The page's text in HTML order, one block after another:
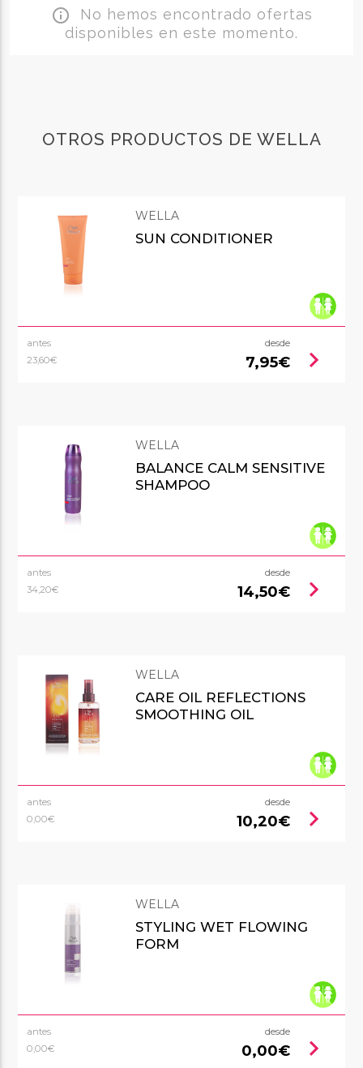
info_outline No hemos encontrado ofertas
disponibles en este momento.
OTROS PRODUCTOS DE WELLA
WELLA
SUN CONDITIONER
antes
23,60€
desde
7,95€ chevron_right
WELLA
BALANCE CALM SENSITIVE
SHAMPOO
antes
34,20€
desde
14,50€ chevron_right
WELLA
CARE OIL REFLECTIONS
SMOOTHING OIL
antes
0,00€
desde
10,20€ chevron_right
WELLA
STYLING WET FLOWING
FORM
antes
0,00€
desde
0,00€ chevron_right